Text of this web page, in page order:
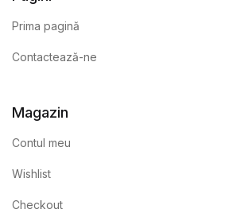
Prima pagină
Contactează-ne
Magazin
Contul meu
Wishlist
Checkout